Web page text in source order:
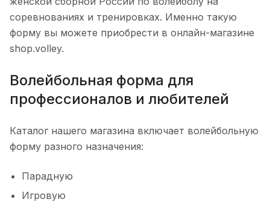
соревнованиях и тренировках. Именно такую
форму вы можете приобрести в онлайн-магазине
shop.volley.
Волейбольная форма для
профессионалов и любителей
Каталог нашего магазина включает волейбольную
форму разного назначения:
Парадную
Игровую